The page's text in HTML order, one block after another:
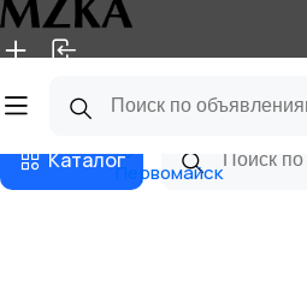
Главная Магазины
КаталогПервомайск